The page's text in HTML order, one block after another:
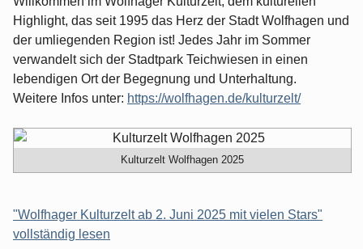
Highlight, das seit 1995 das Herz der Stadt Wolfhagen und
der umliegenden Region ist! Jedes Jahr im Sommer
verwandelt sich der Stadtpark Teichwiesen in einen
lebendigen Ort der Begegnung und Unterhaltung.
Weitere Infos unter: https://wolfhagen.de/kulturzelt/
Kulturzelt Wolfhagen 2025
"Wolfhager Kulturzelt ab 2. Juni 2025 mit vielen Stars"
vollständig lesen